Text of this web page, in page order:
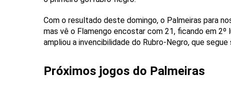
Com o resultado deste domingo, o Palmeiras para
mas vê o Flamengo encostar com 21, ficando em
ampliou a invencibilidade do Rubro-Negro, que
Próximos jogos do Palmeiras